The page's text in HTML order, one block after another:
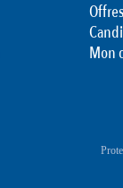
Mon